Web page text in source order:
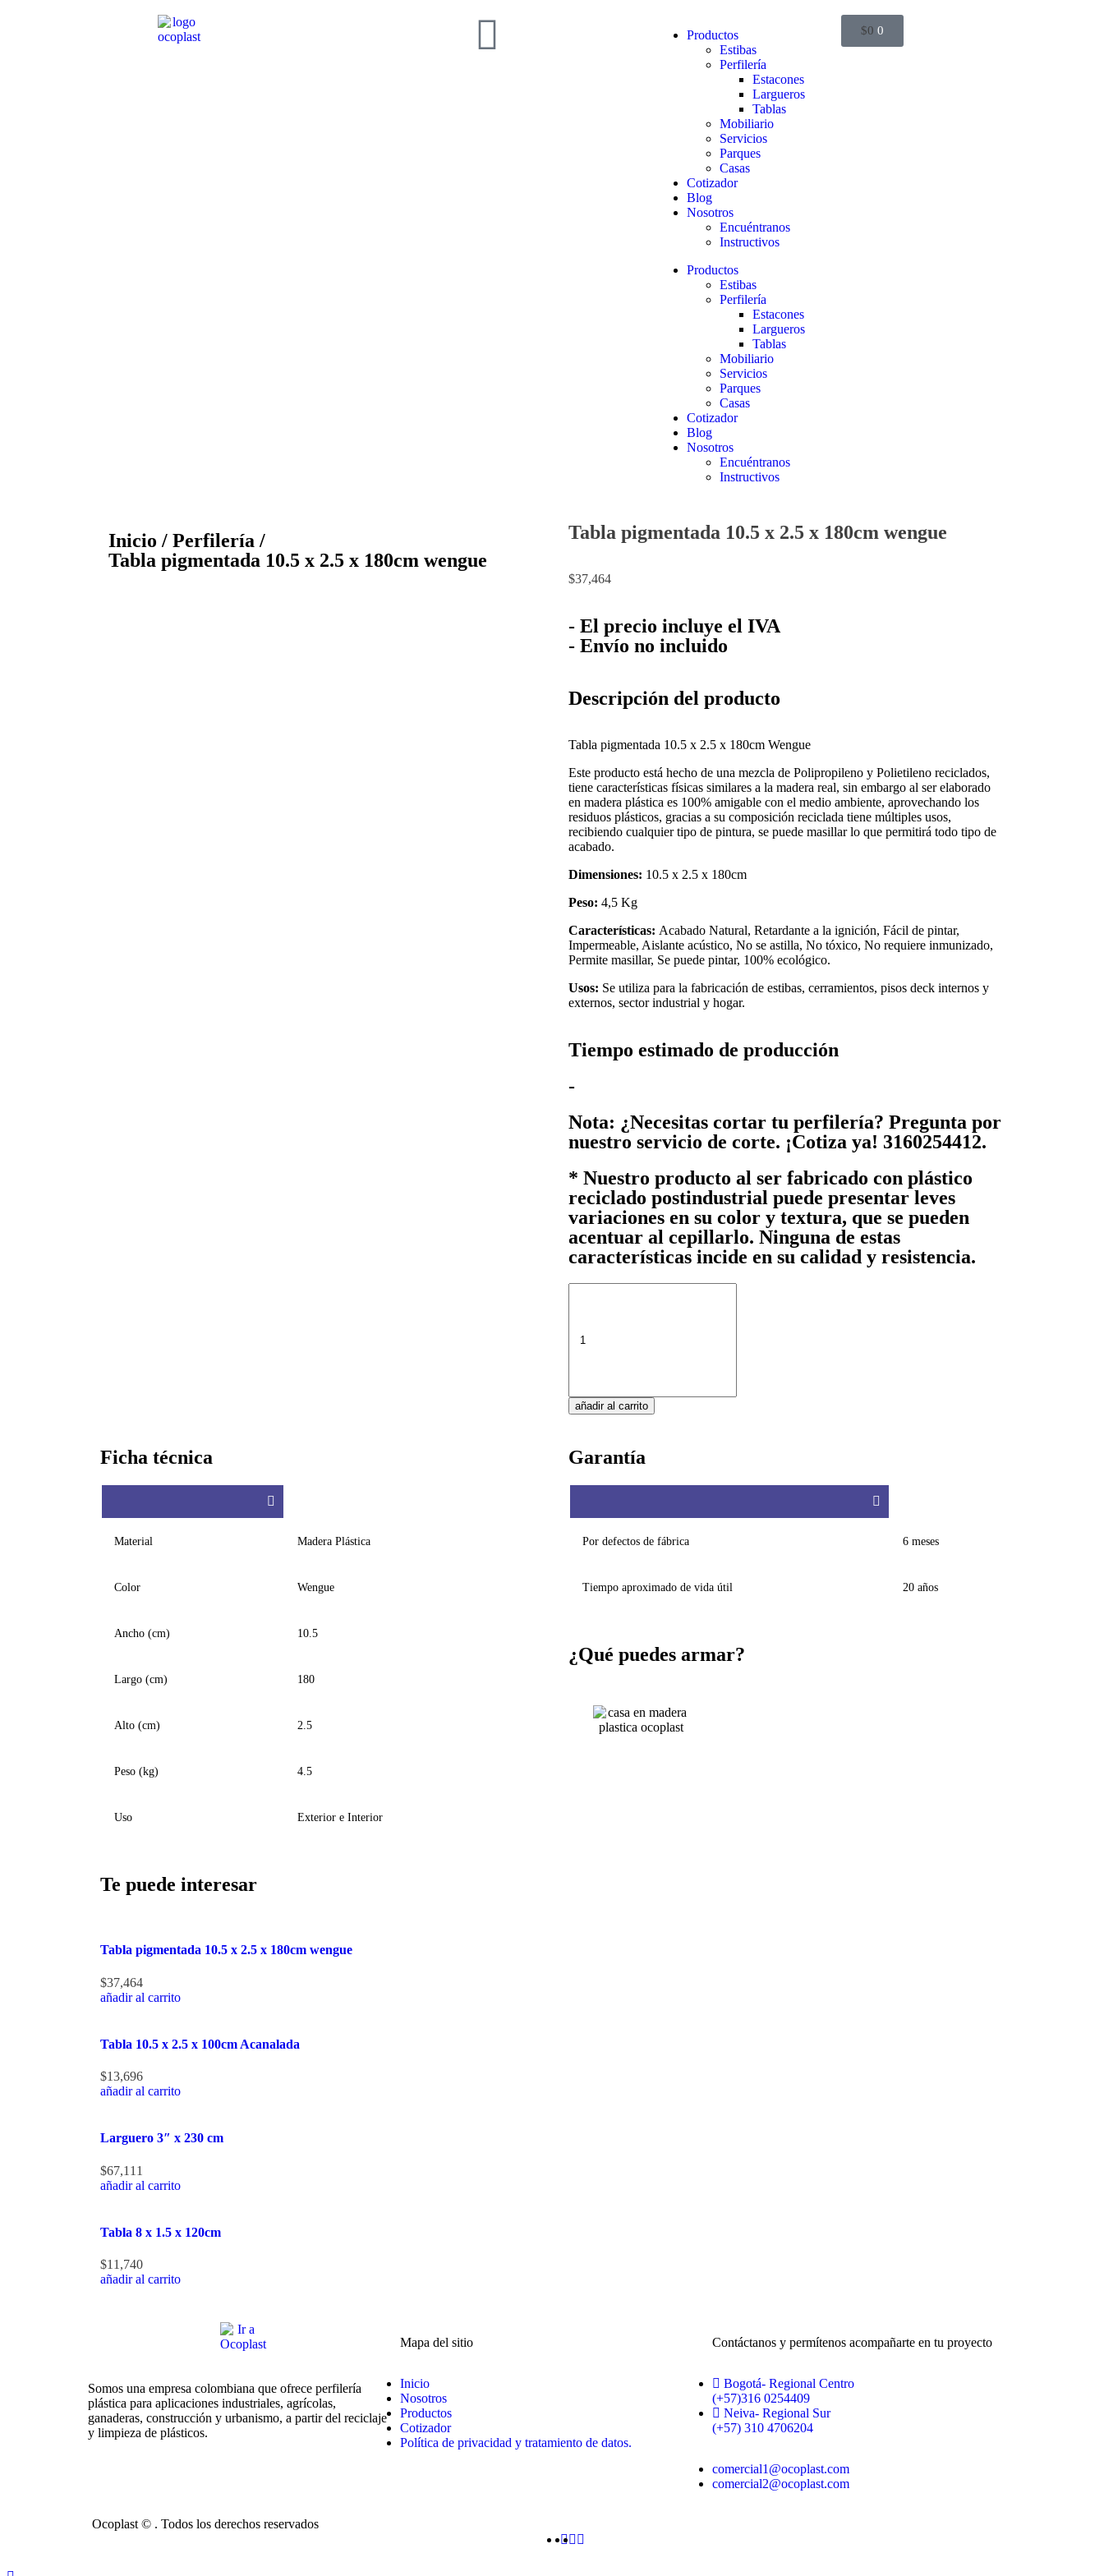
Productos
Estibas
Perfilería
Estacones
Largueros
Tablas
Mobiliario
Servicios
Parques
Casas
Cotizador
Blog
Nosotros
Encuéntranos
Instructivos
Productos
Estibas
Perfilería
Estacones
Largueros
Tablas
Mobiliario
Servicios
Parques
Casas
Cotizador
Blog
Nosotros
Encuéntranos
Instructivos
$0 0
Inicio / Perfilería /
Tabla pigmentada 10.5 x 2.5 x 180cm wengue
Tabla pigmentada 10.5 x 2.5 x 180cm wengue
$37,464
- El precio incluye el IVA
- Envío no incluido
Descripción del producto
Tabla pigmentada 10.5 x 2.5 x 180cm Wengue
Este producto está hecho de una mezcla de Polipropileno y Polietileno reciclados,
tiene características físicas similares a la madera real, sin embargo al ser elaborado
en madera plástica es 100% amigable con el medio ambiente, aprovechando los
residuos plásticos, gracias a su composición reciclada tiene múltiples usos,
recibiendo cualquier tipo de pintura, se puede masillar lo que permitirá todo tipo de
acabado.
Dimensiones: 10.5 x 2.5 x 180cm
Peso: 4,5 Kg
Características: Acabado Natural, Retardante a la ignición, Fácil de pintar,
Impermeable, Aislante acústico, No se astilla, No tóxico, No requiere inmunizado,
Permite masillar, Se puede pintar, 100% ecológico.
Usos: Se utiliza para la fabricación de estibas, cerramientos, pisos deck internos y
externos, sector industrial y hogar.
Tiempo estimado de producción
-
Nota: ¿Necesitas cortar tu perfilería? Pregunta por
nuestro servicio de corte. ¡Cotiza ya! 3160254412.
* Nuestro producto al ser fabricado con plástico
reciclado postindustrial puede presentar leves
variaciones en su color y textura, que se pueden
acentuar al cepillarlo. Ninguna de estas
características incide en su calidad y resistencia.
añadir al carrito
Ficha técnica
Material Madera Plástica
Color Wengue
Ancho (cm) 10.5
Largo (cm) 180
Alto (cm) 2.5
Peso (kg) 4.5
Uso Exterior e Interior
Garantía
Por defectos de fábrica 6 meses
Tiempo aproximado de vida útil 20 años
¿Qué puedes armar?
Te puede interesar
Tabla pigmentada 10.5 x 2.5 x 180cm wengue
$37,464
añadir al carrito
Tabla 10.5 x 2.5 x 100cm Acanalada
$13,696
añadir al carrito
Larguero 3″ x 230 cm
$67,111
añadir al carrito
Tabla 8 x 1.5 x 120cm
$11,740
añadir al carrito
Somos una empresa colombiana que ofrece perfilería
plástica para aplicaciones industriales, agrícolas,
ganaderas, construcción y urbanismo, a partir del reciclaje
y limpieza de plásticos.
Mapa del sitio
Inicio
Nosotros
Productos
Cotizador
Política de privacidad y tratamiento de datos.
Contáctanos y permítenos acompañarte en tu proyecto
Bogotá- Regional Centro
(+57)316 0254409
Neiva- Regional Sur
(+57) 310 4706204
comercial1@ocoplast.com
comercial2@ocoplast.com
Ocoplast © . Todos los derechos reservados